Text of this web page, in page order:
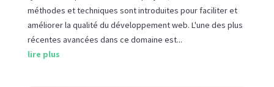
méthodes et techniques sont introduites pour faciliter et
améliorer la qualité du développement web. L'une des plus
récentes avancées dans ce domaine est...
lire plus